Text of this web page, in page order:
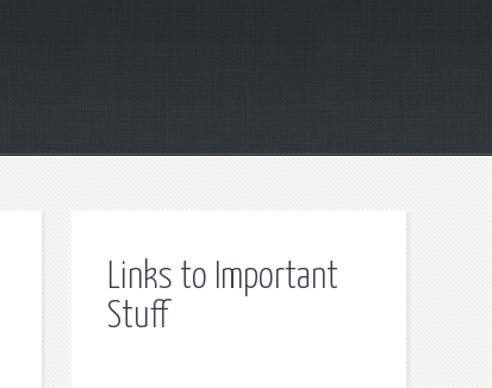
Links to Important
Stuff